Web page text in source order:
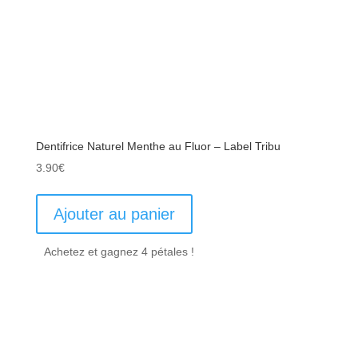
Dentifrice Naturel Menthe au Fluor – Label Tribu
3.90€
Ajouter au panier
Achetez et gagnez 4 pétales !